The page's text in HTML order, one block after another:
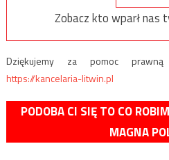
Zobacz kto wparł nas
Dziękujemy za pomoc
https://kancelaria-litwin.pl
PODOBA CI SIĘ TO CO
MAGNA